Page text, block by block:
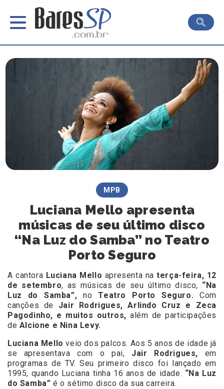
MPB
Luciana Mello apresenta
músicas de seu último disco
“Na Luz do Samba” no Teatro
Porto Seguro
A cantora Luciana Mello apresenta naterça-feira, 12
de setembro, as músicas de seu último disco, “Na
Luz do Samba”, noTeatro Porto Seguro.Com
canções de Jair Rodrigues, Arlindo Cruz e Zeca
Pagodinho, e muitos outros,além de participações
de Alcione e Nina Levy.
Luciana Mello veio dos palcos. Aos 5 anos de idade já
se apresentava com o pai, Jair Rodrigues, em
programas de TV. Seu primeiro disco foi lançado em
1995, quando Luciana tinha 16 anos de idade. “Na Luz
do Samba” é o sétimo disco da sua carreira.